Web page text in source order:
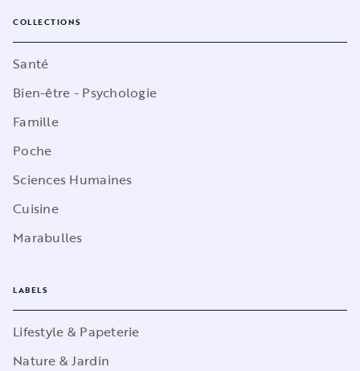
COLLECTIONS
Santé
Bien-être - Psychologie
Famille
Poche
Sciences Humaines
Cuisine
Marabulles
LABELS
Lifestyle & Papeterie
Nature & Jardin